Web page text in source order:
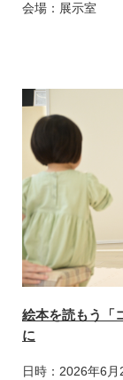
会場：展示室
絵本を読もう「
に
日時：2026年6